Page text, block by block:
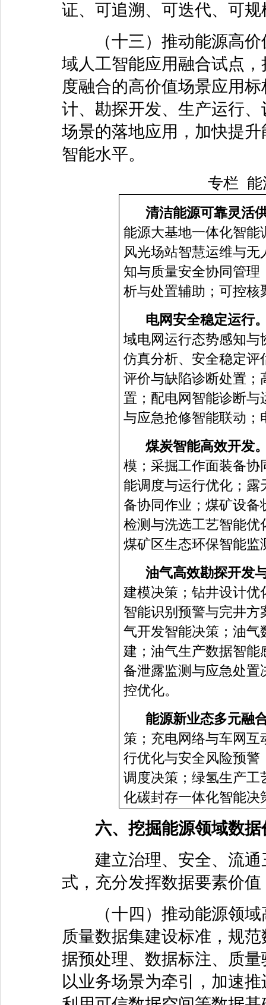
证、可追溯、可迭代、可规
（十三）推动能源高价
域人工智能应用融合试点
度融合的高价值场景应用
计、勘探开发、生产运行
场景的落地应用，加快提
智能水平。
专栏 能
清洁能源可靠灵活
能源大基地一体化智能
风光场站智慧运维与
知与质量安全协同管
析与处置辅助；可控核
电网安全稳定运行
域电网运行态势感知与
仿真分析、安全稳定评
评价与缺陷诊断处置；
置；配电网智能诊断
与应急抢修智能联动；
煤炭智能高效开发
模；采掘工作面装备协
能调度与运行优化；露
备协同作业；煤矿设
检测与洗选工艺智能优
煤矿区生态环保智能监
油气高效勘探开发
建模决策；钻井设计
智能识别预警与完井
气开发智能决策；油气
建；油气生产数据智
备泄露监测与应急处
控优化。
能源新业态多元融
策；充电网络与车网互
行优化与安全风险预警
调度决策；绿氢生产工
化碳封存一体化智能决
六、挖掘能源领域数据
建立治理、安全、流通
式，充分发挥数据要素价
（十四）推动能源领域
质量数据集建设标准，规
据预处理、数据标注、质
以业务场景为牵引，加速